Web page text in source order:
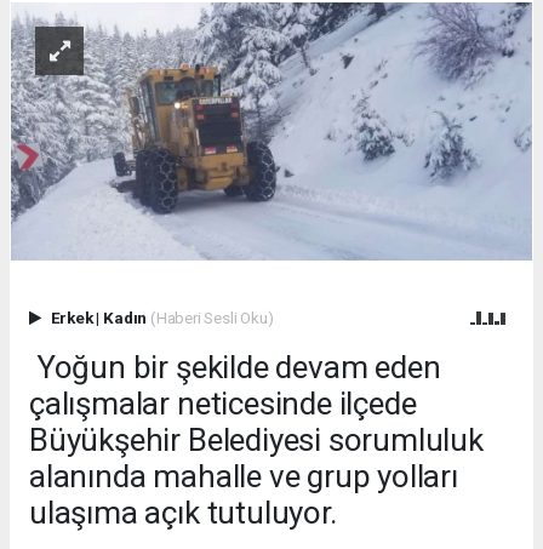
Erkek| Kadın (Haberi Sesli Oku)
Yoğun bir şekilde devam eden
çalışmalar neticesinde ilçede
Büyükşehir Belediyesi sorumluluk
alanında mahalle ve grup yolları
ulaşıma açık tutuluyor.